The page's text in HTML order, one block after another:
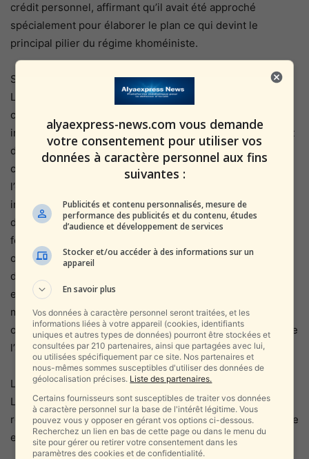
crédit personnel, affirmant qu’il avait été approché
spécialement pour élaborer le plan ce qui devint le
principal pilier du régime khoméiniste.
Selon Badran:
La formation de l’IRGC pourrait bien être la plus grande
contribution de l’OLP à la révolution
iranienne.Hojjatoleslam Ali Akbar Mohtashami, un étudiant
de Khomeiny, faisait partie des personnes associées à
cette faction khoméiniste et jouerait un rôle crucial dans
l’émergence du Hezbollah. Un autre personnage
important, Mohammad Saleh Hosseini, a joué un rôle clé
dans la formation du Hezbollah et a été un membre
fondateur du CGR. Hosseini et les partisans de Khomeiny
ont recruté de jeunes chiites pro-Khomeiny qui sont
devenus le noyau du Hezbollah. Le plus célèbre d’entre
eux était Imad Mughniyeh, qui est devenu le commandant
militaire du groupe et le cerveau de nombreuses
opérations parmi les plus notoires du Hezbollah, telles que
l’attentat à la bombe de la caserne Marine en 1983.
Les tensions entre les camps de Sadr et de Khomeini au
Liban se sont aggravées de retour en Iran après la
révolution. Et en août 1978, Sadr a disparu lors d’un voyage
en Libye.
alyaexpress-news.com vous demande
votre consentement pour utiliser vos
données à caractère personnel aux fins
suivantes :
Publicités et contenu personnalisés, mesure de
performance des publicités et du contenu, études
d’audience et développement de services
Stocker et/ou accéder à des informations sur un
appareil
En savoir plus
Vos données à caractère personnel seront traitées, et les
informations liées à votre appareil (cookies, identifiants
uniques et autres types de données) pourront être stockées et
consultées par 210 partenaires, ainsi que partagées avec lui,
ou utilisées spécifiquement par ce site. Nos partenaires et
nous-mêmes sommes susceptibles d'utiliser des données de
géolocalisation précises. Liste des partenaires.
Certains fournisseurs sont susceptibles de traiter vos données
à caractère personnel sur la base de l'intérêt légitime. Vous
pouvez vous y opposer en gérant vos options ci-dessous.
Recherchez un lien en bas de cette page ou dans le menu du
site pour gérer ou retirer votre consentement dans les
paramètres des cookies et de confidentialité.